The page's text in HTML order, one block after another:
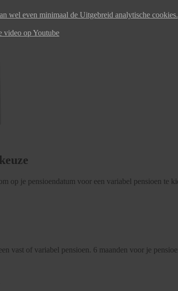
wel even minimaal de Uitgebreid analytische cookies.
video op Youtube
op je pensioendatum voor een variabel pensioen te
vast of variabel pensioen. 6 maanden voor je